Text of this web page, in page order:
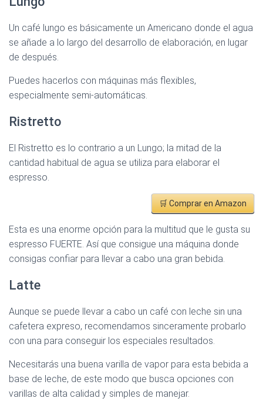
Un café lungo es básicamente un Americano donde el agua
se añade a lo largo del desarrollo de elaboración, en lugar
de después.
Puedes hacerlos con máquinas más flexibles,
especialmente semi-automáticas.
Ristretto
El Ristretto es lo contrario a un Lungo; la mitad de la
cantidad habitual de agua se utiliza para elaborar el
espresso.
🛒 Comprar en Amazon
Esta es una enorme opción para la multitud que le gusta su
espresso FUERTE. Así que consigue una máquina donde
consigas confiar para llevar a cabo una gran bebida.
Latte
Aunque se puede llevar a cabo un café con leche sin una
cafetera expreso, recomendamos sinceramente probarlo
con una para conseguir los especiales resultados.
Necesitarás una buena varilla de vapor para esta bebida a
base de leche, de este modo que busca opciones con
varillas de alta calidad y simples de manejar.